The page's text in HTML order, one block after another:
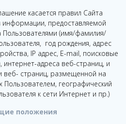
касается правил Сайта
информации, предоставляемой
Пользователями (имя/фамилия/
год рождения, адрес
IP адрес, E-mail, поисковые
интернет-адреса веб-страниц, и
веб- страниц, размещенной на
географический
к сети Интернет и пр.)
положения